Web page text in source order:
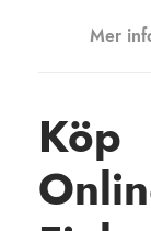
Mer
Köp